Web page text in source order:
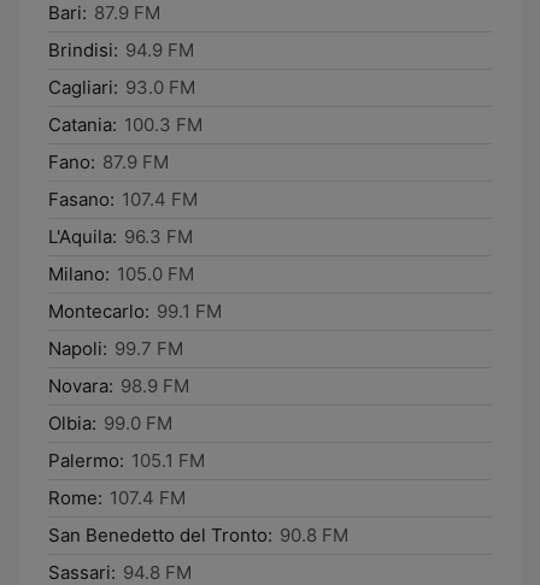
Bari: 87.9 FM
Brindisi: 94.9 FM
Cagliari: 93.0 FM
Catania: 100.3 FM
Fano: 87.9 FM
Fasano: 107.4 FM
L'Aquila: 96.3 FM
Milano: 105.0 FM
Montecarlo: 99.1 FM
Napoli: 99.7 FM
Novara: 98.9 FM
Olbia: 99.0 FM
Palermo: 105.1 FM
Rome: 107.4 FM
San Benedetto del Tronto: 90.8 FM
Sassari: 94.8 FM